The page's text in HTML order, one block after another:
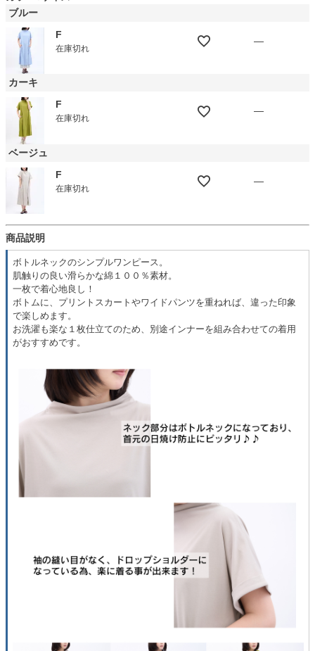
ブルー
F
在庫切れ
—
カーキ
F
在庫切れ
—
ベージュ
F
在庫切れ
—
商品説明
ボトルネックのシンプルワンピース。
肌触りの良い滑らかな綿１００％素材。
一枚で着心地良し！
ボトムに、プリントスカートやワイドパンツを重ねれば、違った印象
で楽しめます。
お洗濯も楽な１枚仕立てのため、別途インナーを組み合わせての着用
がおすすめです。